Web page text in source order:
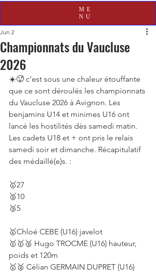
ME
NU
Championnats du Vaucluse
2026
Jun 2
☀️🥵 c’est sous une chaleur étouffante
que ce sont déroulés les championnats
du Vaucluse 2026 à Avignon. Les
benjamins U14 et minimes U16 ont
lancé les hostilités dès samedi matin.
Les cadets U18 et + ont pris le relais
samedi soir et dimanche. Récapitulatif
des médaillé(e)s. :
🥇27
🥈10
🥉5
🥇Chloé CEBE (U16) javelot
🥇🥇🥈 Hugo TROCME (U16) hauteur,
poids et 120m
🥇🥈 Célian GERMAIN DUPRET (U16)